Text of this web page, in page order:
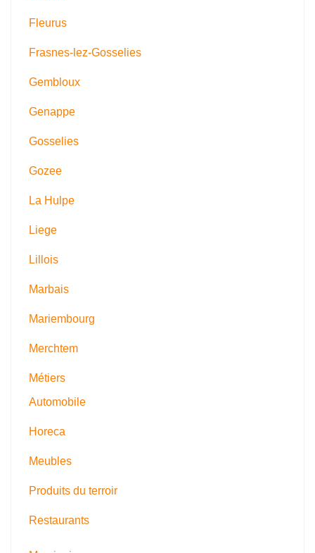
Fleurus
Frasnes-lez-Gosselies
Gembloux
Genappe
Gosselies
Gozee
La Hulpe
Liege
Lillois
Marbais
Mariembourg
Merchtem
Métiers
Automobile
Horeca
Meubles
Produits du terroir
Restaurants